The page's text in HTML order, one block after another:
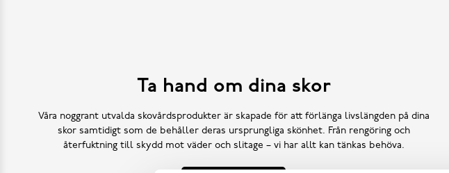
Ta hand om dina skor
Våra noggrant utvalda skovårdsprodukter är skapade för att förlänga livslängden på dina
skor samtidigt som de behåller deras ursprungliga skönhet. Från rengöring och
återfuktning till skydd mot väder och slitage – vi har allt kan tänkas behöva.